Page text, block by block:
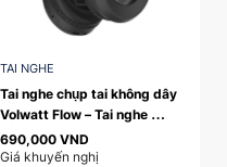
TAI NGHE
Tai nghe chụp tai không dây
Volwatt Flow – Tai nghe
Bluetooth chụp tai | AUX +
Bluetooth | Pin ...
690,000 VND
Giá khuyến nghị